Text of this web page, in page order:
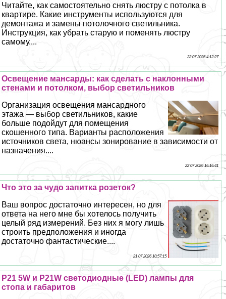
Читайте, как самостоятельно снять люстру с потолка в
квартире. Какие инструменты используются для
демонтажа и замены потолочного светильника.
Инструкция, как убрать старую и поменять люстру
самому....
23 07 2026 4:12:27
Освещение мансарды: как сделать с наклонными
стенами и потолком, выбор светильников
Организация освещения мансардного
этажа — выбор светильников, какие
больше подойдут для помещения
скошенного типа. Варианты расположения
источников света, нюансы зонирование в зависимости от
назначения....
22 07 2026 16:16:41
Что это за чудо запитка розеток?
Ваш вопрос достаточно интересен, но для
ответа на него мне бы хотелось получить
целый ряд измерений. Без них я могу лишь
строить предположения и иногда
достаточно фантастические....
21 07 2026 10:57:15
P21 5W и P21W светодиодные (LED) лампы для
стопа и габаритов